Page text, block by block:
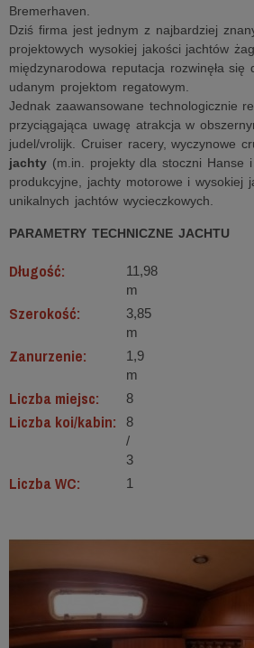
Bremerhaven.
Dziś firma jest jednym z najbardziej
projektowych wysokiej jakości jachtów
międzynarodowa reputacja rozwinęła się
udanym projektom regatowym.
Jednak zaawansowane technologicznie
przyciągająca uwagę atrakcja w
judel/vrolijk. Cruiser racery, wyczynowe
jachty (m.in. projekty dla stoczni Hanse i
produkcyjne, jachty motorowe i wysokiej
unikalnych jachtów wycieczkowych.
PARAMETRY TECHNICZNE JACHTU
Długość:
11,98
m
Szerokość:
3,85
m
Zanurzenie:
1,9
m
Liczba miejsc: 8
Liczba koi/kabin:
8
/
3
Liczba WC: 1